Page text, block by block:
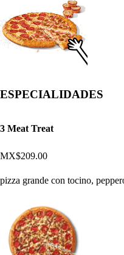
ESPECIALIDADES
3 Meat Treat
MX$209.00
pizza grande con tocino,